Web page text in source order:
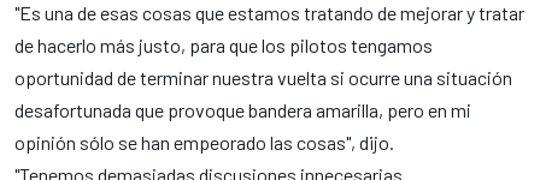
"Es una de esas cosas que estamos tratando de mejorar y tratar
de hacerlo más justo, para que los pilotos tengamos
oportunidad de terminar nuestra vuelta si ocurre una situación
desafortunada que provoque bandera amarilla, pero en mi
opinión sólo se han empeorado las cosas", dijo.
"Tenemos demasiadas discusiones innecesarias.